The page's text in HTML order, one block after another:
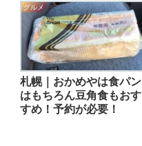
グルメ
札幌｜おかめやは食パン
はもちろん豆角食もおす
すめ！予約が必要！